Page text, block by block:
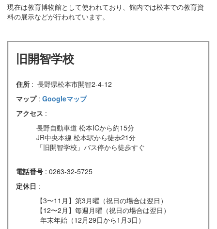
現在は教育博物館として使われており、館内では松本での教育資
料の展示などが行われています。
旧開智学校
住所 : 長野県松本市開智2-4-12
マップ : Googleマップ
アクセス :
長野自動車道 松本ICから約15分
JR中央本線 松本駅から徒歩21分
「旧開智学校」バス停から徒歩すぐ
電話番号 : 0263-32-5725
定休日 :
【3〜11月】第3月曜（祝日の場合は翌日）
【12〜2月】毎週月曜（祝日の場合は翌日）
年末年始（12月29日から1月3日）